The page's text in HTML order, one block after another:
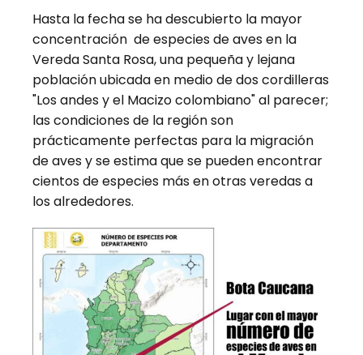
Hasta la fecha se ha descubierto la mayor
concentración de especies de aves en la
Vereda Santa Rosa, una pequeña y lejana
población ubicada en medio de dos cordilleras
"Los andes y el Macizo colombiano" al parecer;
las condiciones de la región son
prácticamente perfectas para la migración
de aves y se estima que se pueden encontrar
cientos de especies más en otras veredas a
los alrededores.